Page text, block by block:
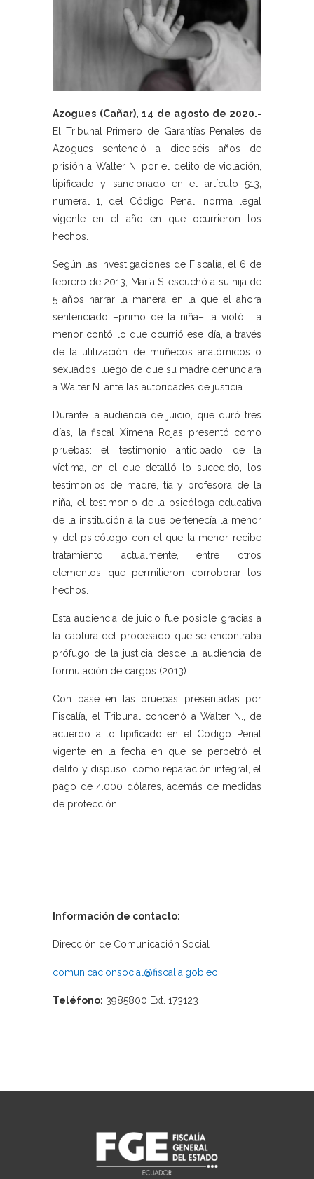
Azogues (Cañar), 14 de agosto de 2020.-
El Tribunal Primero de Garantías Penales de
Azogues sentenció a dieciséis años de
prisión a Walter N. por el delito de violación,
tipificado y sancionado en el artículo 513,
numeral 1, del Código Penal, norma legal
vigente en el año en que ocurrieron los
hechos.
Según las investigaciones de Fiscalía, el 6 de
febrero de 2013, María S. escuchó a su hija de
5 años narrar la manera en la que el ahora
sentenciado –primo de la niña– la violó. La
menor contó lo que ocurrió ese día, a través
de la utilización de muñecos anatómicos o
sexuados, luego de que su madre denunciara
a Walter N. ante las autoridades de justicia.
Durante la audiencia de juicio, que duró tres
días, la fiscal Ximena Rojas presentó como
pruebas: el testimonio anticipado de la
víctima, en el que detalló lo sucedido, los
testimonios de madre, tía y profesora de la
niña, el testimonio de la psicóloga educativa
de la institución a la que pertenecía la menor
y del psicólogo con el que la menor recibe
tratamiento actualmente, entre otros
elementos que permitieron corroborar los
hechos.
Esta audiencia de juicio fue posible gracias a
la captura del procesado que se encontraba
prófugo de la justicia desde la audiencia de
formulación de cargos (2013).
Con base en las pruebas presentadas por
Fiscalía, el Tribunal condenó a Walter N., de
acuerdo a lo tipificado en el Código Penal
vigente en la fecha en que se perpetró el
delito y dispuso, como reparación integral, el
pago de 4.000 dólares, además de medidas
de protección.
Información de contacto:
Dirección de Comunicación Social
comunicacionsocial@fiscalia.gob.ec
Teléfono: 3985800 Ext. 173123